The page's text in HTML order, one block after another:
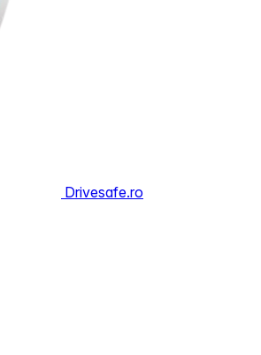
Drivesafe.ro